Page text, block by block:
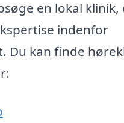
en lokal klinik,
indenfor
Du kan finde